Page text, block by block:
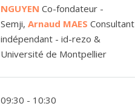
NGUYEN Co-fondateur -
Semji, Arnaud MAES Consultant
indépendant - id-rezo &
Université de Montpellier
09:30 - 10:30